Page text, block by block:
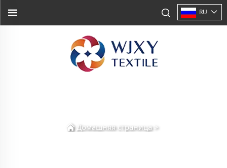
RU
Домашняя страница>